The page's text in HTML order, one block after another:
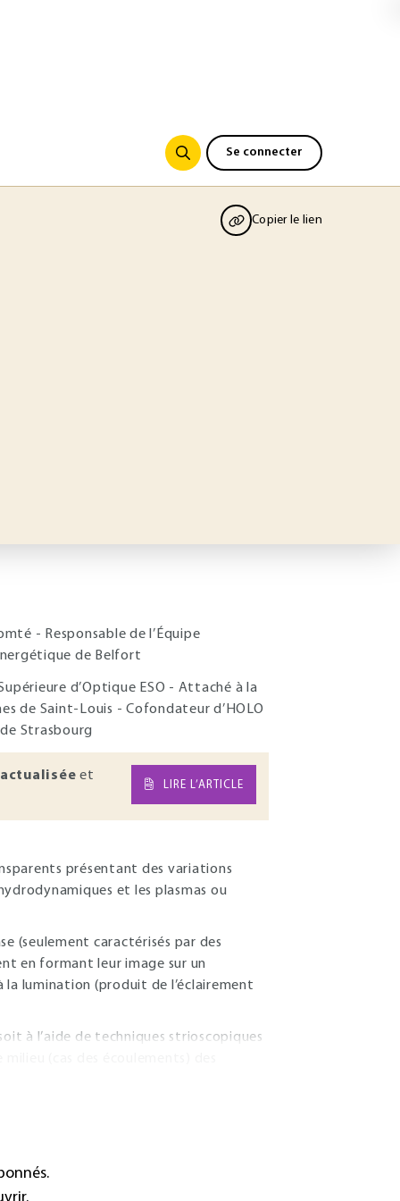
Se connecter
Copier le lien
- Responsable de l’Équipe
de Belfort
d’Optique ESO - Attaché à la
de Saint-Louis - Cofondateur d’HOLO
Strasbourg
actualisée et
LIRE L’ARTICLE
présentant des variations
et les plasmas ou
(seulement caractérisés par des
en formant leur image sur un
lumination (produit de l’éclairement
à l’aide de techniques strioscopiques